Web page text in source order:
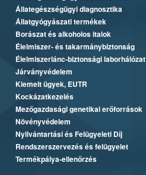
Állategészségügyi diagnosztika
Állatgyógyászati termékek
Borászat és alkoholos italok
Élelmiszer- és takarmánybiztonság
Élelmiszerlánc-biztonsági laborhálózat
Járványvédelem
Kiemelt ügyek, EUTR
Kockázatkezelés
Mezőgazdasági genetikai erőforrások
Növényvédelem
Nyilvántartási és Felügyeleti Díj
Rendszerszervezés és felügyelet
Termékpálya-ellenőrzés